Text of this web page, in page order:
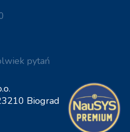
pytań
Biograd